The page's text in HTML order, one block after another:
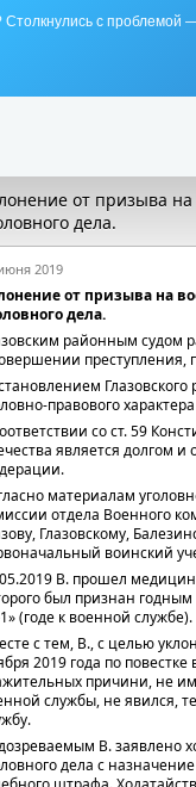
Столкнулись с проблемой
от призыва
дела.
2019
от призыва на
дела.
районным судом
преступления,
правового
со ст. 59
является долгом
материалам
отдела Военного
Глазовскому,
воинский
В. прошел
был признан
(годе к военной службе).
с тем, В., с целью
2019 года по
причини, не
службы, не явился,
В. заявлено
дела с